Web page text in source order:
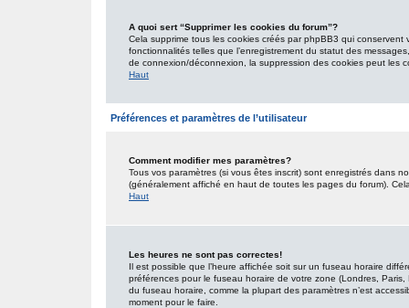
A quoi sert “Supprimer les cookies du forum”?
Cela supprime tous les cookies créés par phpBB3 qui
fonctionnalités telles que l’enregistrement du statut des
de connexion/déconnexion, la suppression des cookies peut les
Haut
Préférences et paramètres de l’utilisateur
Comment modifier mes paramètres?
Tous vos paramètres (si vous êtes inscrit) sont enregistrés dans
(généralement affiché en haut de toutes les pages du forum).
Haut
Les heures ne sont pas correctes!
Il est possible que l’heure affichée soit sur un fuseau horaire
préférences pour le fuseau horaire de votre zone (Londres,
du fuseau horaire, comme la plupart des paramètres n’est
moment pour le faire.